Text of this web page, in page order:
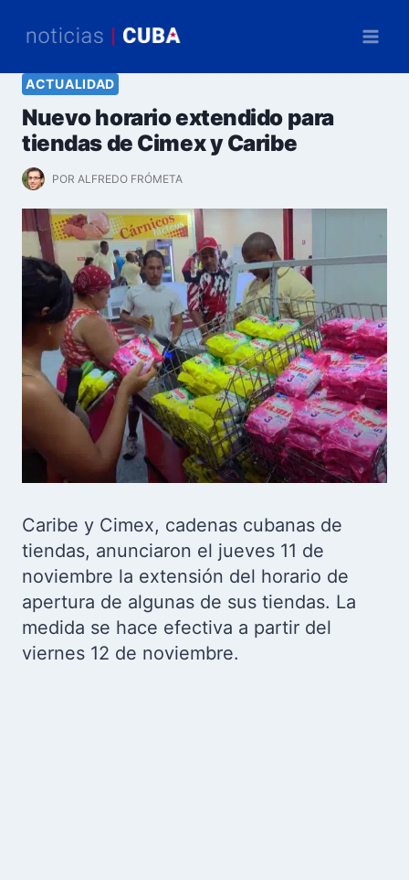
ACTUALIDAD
Nuevo horario extendido para
tiendas de Cimex y Caribe
POR ALFREDO FRÓMETA
Caribe y Cimex, cadenas cubanas de
tiendas, anunciaron el jueves 11 de
noviembre la extensión del horario de
apertura de algunas de sus tiendas. La
medida se hace efectiva a partir del
viernes 12 de noviembre.